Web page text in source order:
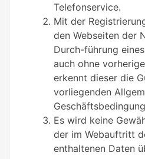
Telefonservice.
Mit der
den Webseiten der
Durch-führung
auch ohne
erkennt dieser die
vorliegenden
Es wird keine
der im Webauftritt
enthaltenen Daten